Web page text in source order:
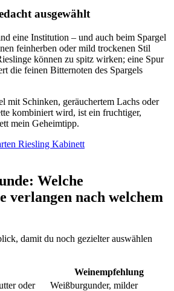
ausgewählt
eine Institution – und auch beim Spargel
feinherben oder mild trockenen Stil
können zu spitz wirken; eine Spur
die feinen Bitternoten des Spargels
mit Schinken, geräuchertem Lachs oder
kombiniert wird, ist ein fruchtiger,
mein Geheimtipp.
Welche
verlangen nach welchem
damit du noch gezielter auswählen
Weinempfehlung
oder
Weißburgunder, milder